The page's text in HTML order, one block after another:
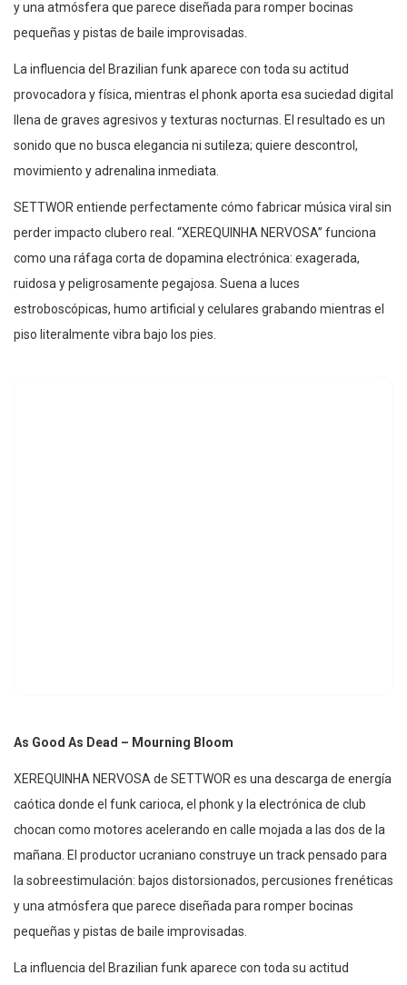
y una atmósfera que parece diseñada para romper bocinas
pequeñas y pistas de baile improvisadas.
La influencia del Brazilian funk aparece con toda su actitud
provocadora y física, mientras el phonk aporta esa suciedad digital
llena de graves agresivos y texturas nocturnas. El resultado es un
sonido que no busca elegancia ni sutileza; quiere descontrol,
movimiento y adrenalina inmediata.
SETTWOR entiende perfectamente cómo fabricar música viral sin
perder impacto clubero real. “XEREQUINHA NERVOSA” funciona
como una ráfaga corta de dopamina electrónica: exagerada,
ruidosa y peligrosamente pegajosa. Suena a luces
estroboscópicas, humo artificial y celulares grabando mientras el
piso literalmente vibra bajo los pies.
As Good As Dead – Mourning Bloom
XEREQUINHA NERVOSA de SETTWOR es una descarga de energía
caótica donde el funk carioca, el phonk y la electrónica de club
chocan como motores acelerando en calle mojada a las dos de la
mañana. El productor ucraniano construye un track pensado para
la sobreestimulación: bajos distorsionados, percusiones frenéticas
y una atmósfera que parece diseñada para romper bocinas
pequeñas y pistas de baile improvisadas.
La influencia del Brazilian funk aparece con toda su actitud